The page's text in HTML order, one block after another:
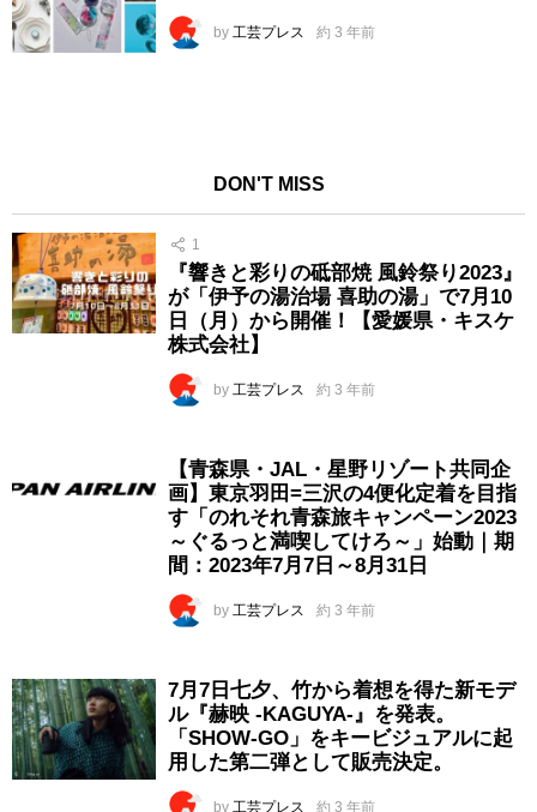
by 工芸プレス 約 3 年前
DON'T MISS
1
『響きと彩りの砥部焼 風鈴祭り2023』
が「伊予の湯治場 喜助の湯」で7月10
日（月）から開催！【愛媛県・キスケ
株式会社】
by 工芸プレス 約 3 年前
【青森県・JAL・星野リゾート共同企
画】東京羽田=三沢の4便化定着を目指
す「のれそれ青森旅キャンペーン2023
～ぐるっと満喫してけろ～」始動｜期
間：2023年7月7日～8月31日
by 工芸プレス 約 3 年前
7月7日七夕、竹から着想を得た新モデ
ル『赫映 -KAGUYA-』を発表。
「SHOW-GO」をキービジュアルに起
用した第二弾として販売決定。
by 工芸プレス 約 3 年前